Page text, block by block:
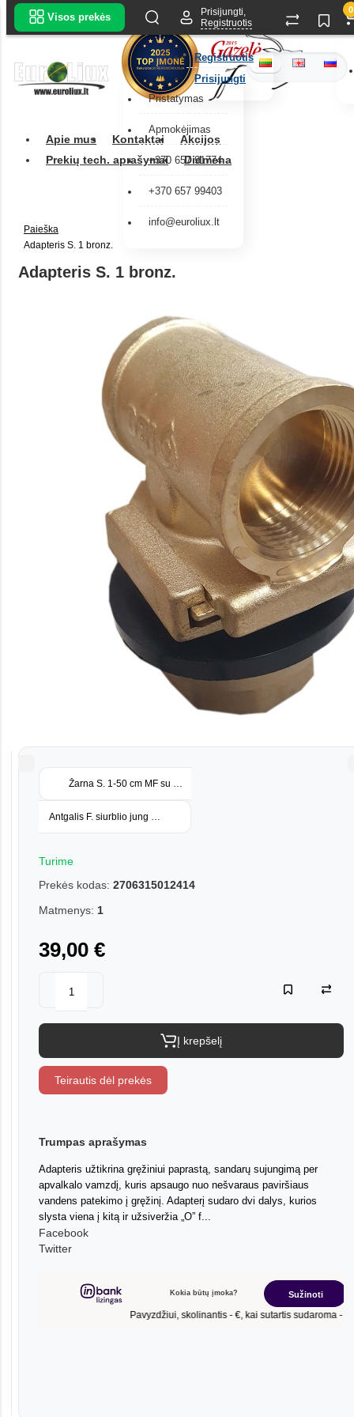
Pristatymas
Apmokėjimas
+370 657 91774
+370 657 99403
info@euroliux.lt
Apie mus Kontaktai
Akcijos
Prekių tech. aprašymai
Didmena
Visos prekės
Prisijungti,
Registruotis
Registruotis
Prisijungti
0
Paieška
Adapteris S. 1 bronz.
Adapteris S. 1 bronz.
Žarna S. 1-50 cm MF su alk
Antgalis F. siurblio jung d32
Turime
Prekės kodas: 2706315012414
Matmenys: 1
39,00 €
Į krepšelį
Teirautis dėl prekės
Trumpas aprašymas
Adapteris užtikrina gręžiniui paprastą, sandarų sujungimą per
apvalkalo vamzdį, kuris apsaugo nuo nešvaraus paviršiaus
vandens patekimo į gręžinį. Adapterį sudaro dvi dalys, kurios
slysta viena į kitą ir užsiveržia „O” f...
Facebook
Twitter